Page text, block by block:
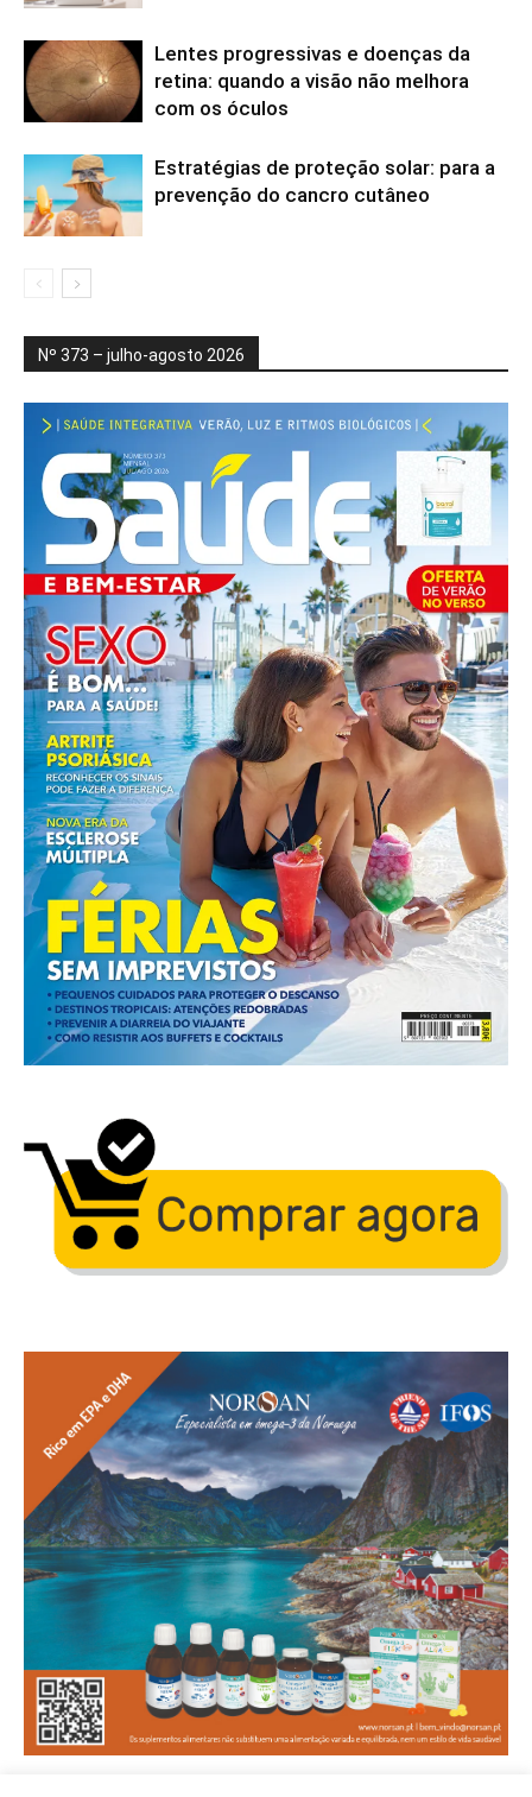
Lentes progressivas e doenças da
retina: quando a visão não melhora
com os óculos
Estratégias de proteção solar: para a
prevenção do cancro cutâneo
Nº 373 – julho-agosto 2026